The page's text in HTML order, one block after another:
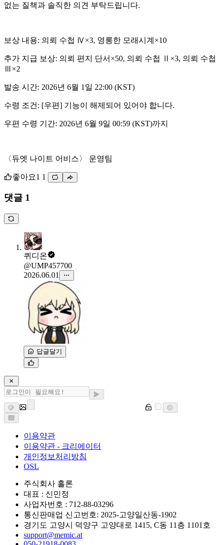
없는 질책과 솔직한 의견 부탁드립니다.
보상 내용: 의뢰 수첩 Ⅳ×3, 영롱한 모래시계×10
추가 지급 보상: 의뢰 편지 단서×50, 의뢰 수첩 Ⅱ×3, 의뢰 수첩
Ⅲ×2
발송 시간: 2026년 6월 1일 22:00 (KST)
수령 조건: [우편] 기능이 해제되어 있어야 합니다.
우편 수령 기간: 2026년 6월 9일 00:59 (KST)까지
〈듀엣 나이트 어비스〉 운영팀
좋아요1 1
댓글 1
퀴디온
@UMP457700
2026.06.01
답글달기
이용약관
이용약관 - 크리에이터
개인정보처리방침
OSL
주식회사 홀론
대표 : 신민정
사업자번호 : 712-88-03296
통신판매업 신고번호: 2025-고양일산동-1902
경기도 고양시 덕양구 고양대로 1415, C동 11층 1101호
support@memic.at